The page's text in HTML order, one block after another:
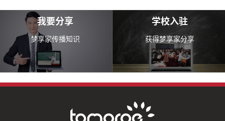
我要分享
梦享家传播知识
学校入驻
获得梦享家分享